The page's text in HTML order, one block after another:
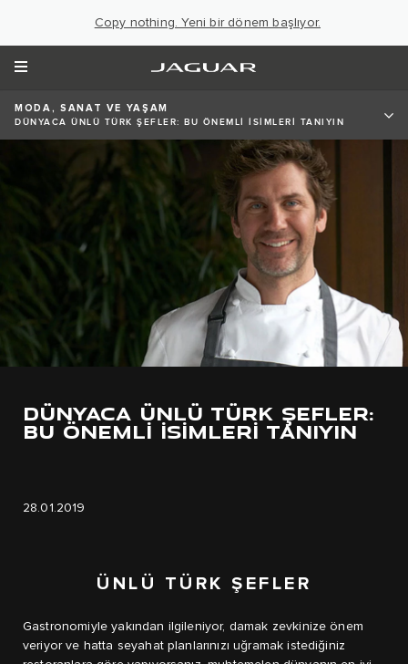
Copy nothing. Yeni bir dönem başlıyor.
MODA, SANAT VE YAŞAM
DÜNYACA ÜNLÜ TÜRK ŞEFLER: BU ÖNEMLİ İSİMLERİ TANIYIN
DÜNYACA ÜNLÜ TÜRK ŞEFLER:
BU ÖNEMLİ İSİMLERİ TANIYIN
28.01.2019
ÜNLÜ TÜRK ŞEFLER
Gastronomiyle yakından ilgileniyor, damak zevkinize önem
veriyor ve hatta seyahat planlarınızı uğramak istediğiniz